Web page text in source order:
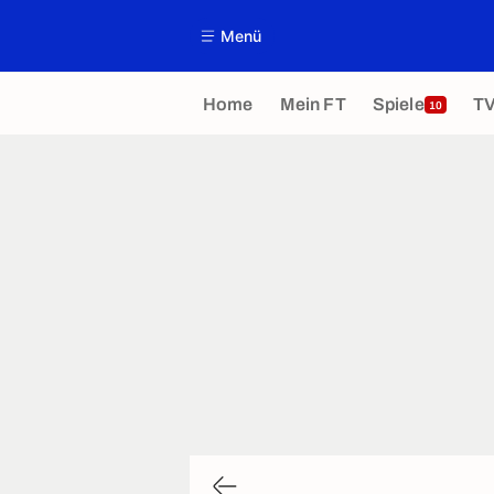
Menü
Home Mein FT Spiele 10